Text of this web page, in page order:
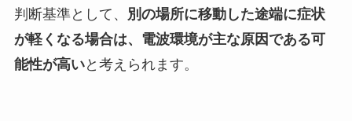
判断基準として、
別の場所に移動した途端に症状
が軽くなる場合は、電波環境が主な原因である可
能性が高いと考えられます。